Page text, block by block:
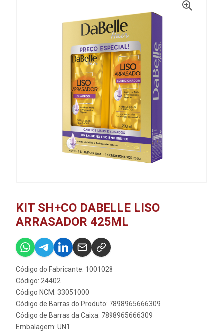
KIT SH+CO DABELLE LISO
ARRASADOR 425ML
Código do Fabricante: 1001028
Código: 24402
Código NCM: 33051000
Código de Barras do Produto: 7898965666309
Código de Barras da Caixa: 7898965666309
Embalagem: UN1